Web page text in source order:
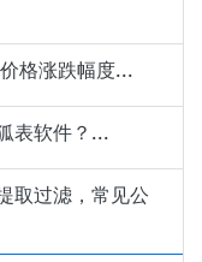
格涨跌幅度...
表软件？...
取过滤，常见公